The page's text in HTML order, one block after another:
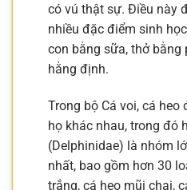
có vú thật sự. Điều này
nhiều đặc điểm sinh
con bằng sữa, thở bằng
hằng định.
Trong bộ Cá voi, cá
họ khác nhau, trong đó
(Delphinidae) là nhóm
nhất, bao gồm hơn 30
trắng, cá heo mũi chai,